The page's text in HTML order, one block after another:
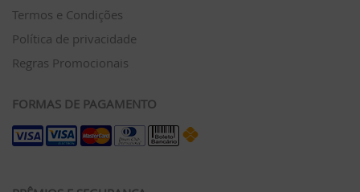
Termos e Condições
Política de privacidade
Regras Promocionais
FORMAS DE PAGAMENTO